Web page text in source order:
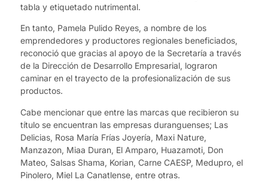
tabla y etiquetado nutrimental.
En tanto, Pamela Pulido Reyes, a nombre de los
emprendedores y productores regionales beneficiados,
reconoció que gracias al apoyo de la Secretaría a través
de la Dirección de Desarrollo Empresarial, lograron
caminar en el trayecto de la profesionalización de sus
productos.
Cabe mencionar que entre las marcas que recibieron su
título se encuentran las empresas duranguenses; Las
Delicias, Rosa María Frías Joyería, Maxi Nature,
Manzazon, Miaa Duran, El Amparo, Huazamoti, Don
Mateo, Salsas Shama, Korian, Carne CAESP, Medupro, el
Pinolero, Miel La Canatlense, entre otras.